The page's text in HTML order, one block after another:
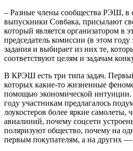
– Разные члены сообщества РЭШ, в
выпускники Совбака, присылают
который является организатором в
председатель комиссии (в этом году
задания и выбирает из них те,
соответствуют целям и задачам
В КРЭШ есть три типа задач.
которых какие-то жизненные
помощью экономической
году участникам предлагалось
лоукостеров более яркие самолеты,
авиалиний, почему соцсети
поляризуют общество, почему на
первым покупателям, а на других